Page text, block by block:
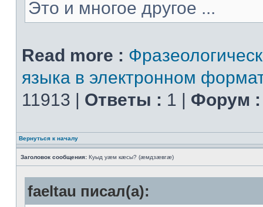
Это и многое другое ...
Read more :
языка в электронном
11913 | Ответы : 1 | Форум :
Вернуться к началу
Заголовок сообщения: Куыд уæм кæсы? (æмдзæвгæ)
faeltau писал(а):